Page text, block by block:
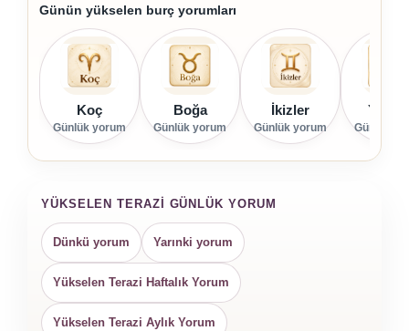
Günün yükselen burç yorumları
Koç
Günlük yorum
Boğa
Günlük yorum
İkizler
Günlük yorum Günlük
YÜKSELEN TERAZI GÜNLÜK YORUM
Dünkü yorum Yarınki yorum
Yükselen Terazi Haftalık Yorum
Yükselen Terazi Aylık Yorum